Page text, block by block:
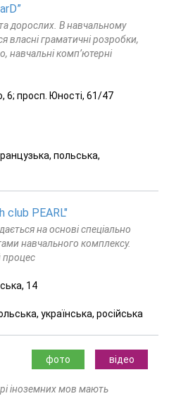
дорослих. В навчальному
власні граматичні розробки,
навчальні комп’ютерні
6; просп. Юності, 61/47
польська,
club PEARL"
на основі спеціально
навчального комплексу.
процес
14
українська, російська
відео
фото
іноземних мов мають